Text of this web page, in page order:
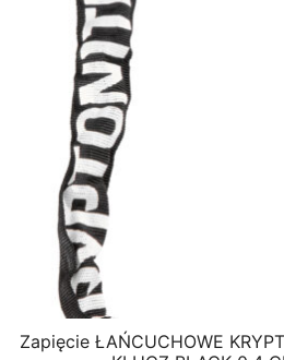
Zapięcie ŁAŃCUCHOWE